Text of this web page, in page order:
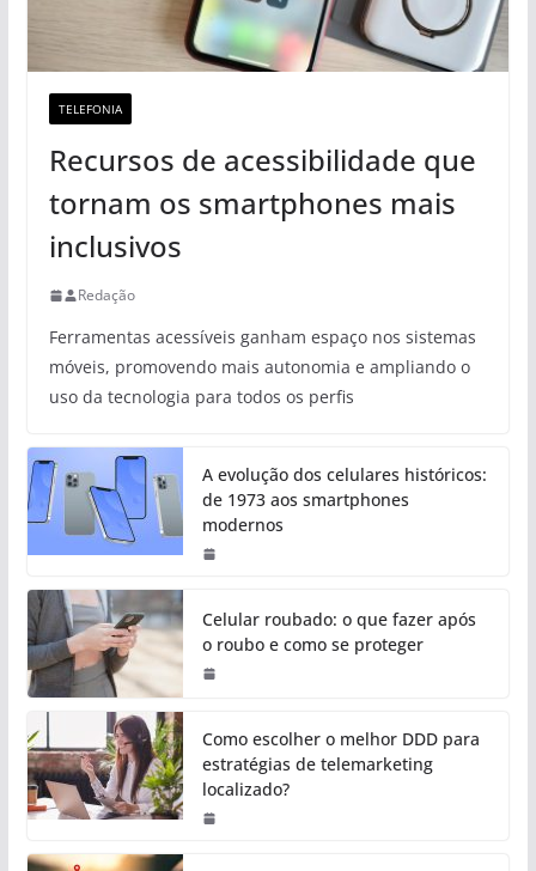
TELEFONIA
Recursos de acessibilidade que
tornam os smartphones mais
inclusivos
Redação
Ferramentas acessíveis ganham espaço nos sistemas
móveis, promovendo mais autonomia e ampliando o
uso da tecnologia para todos os perfis
A evolução dos celulares históricos:
de 1973 aos smartphones
modernos
Celular roubado: o que fazer após
o roubo e como se proteger
Como escolher o melhor DDD para
estratégias de telemarketing
localizado?